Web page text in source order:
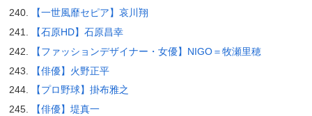
【一世風靡セピア】哀川翔
【石原HD】石原昌幸
【ファッションデザイナー・女優】NIGO＝牧瀬里穂
【俳優】火野正平
【プロ野球】掛布雅之
【俳優】堤真一